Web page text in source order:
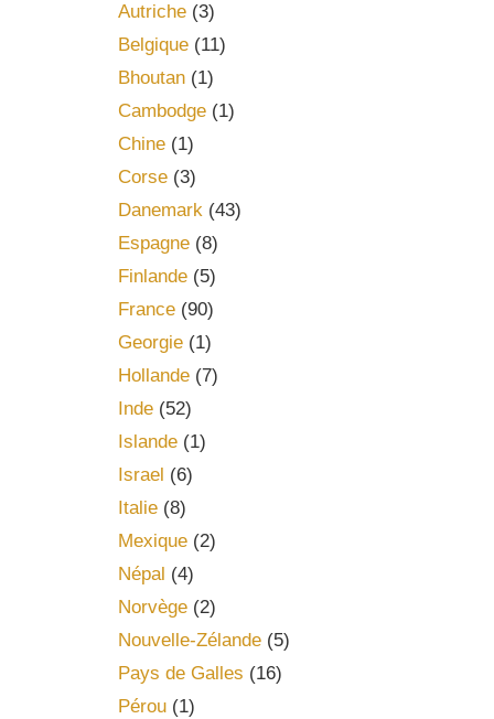
Autriche(3)
Belgique(11)
Bhoutan(1)
Cambodge(1)
Chine(1)
Corse(3)
Danemark(43)
Espagne(8)
Finlande(5)
France(90)
Georgie(1)
Hollande(7)
Inde(52)
Islande(1)
Israel (6)
Italie(8)
Mexique(2)
Népal (4)
Norvège(2)
Nouvelle-Zélande(5)
Pays de Galles (16)
Pérou(1)